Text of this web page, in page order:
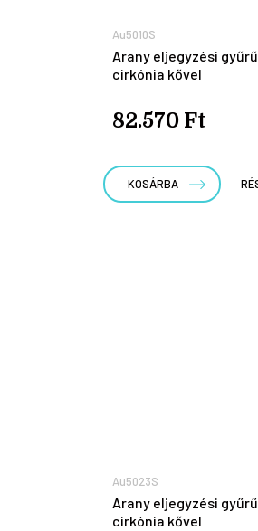
Au5010S
Arany eljegyzési gyűrű
cirkónia kővel
82.570 Ft
KOSÁRBA
Au5023S
Arany eljegyzési gyűrű
cirkónia kővel